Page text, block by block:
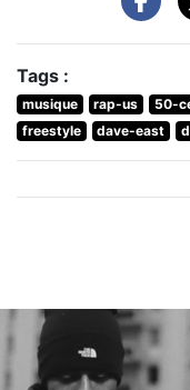
Tags :
musique rap-us 50-
freestyle
dave-east